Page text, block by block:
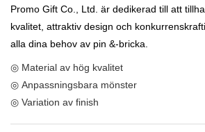
Promo Gift Co., Ltd. är dedikerad till att
kvalitet, attraktiv design och
alla dina behov av pin &-bricka.
◎ Material av hög kvalitet
◎ Anpassningsbara mönster
◎ Variation av finish